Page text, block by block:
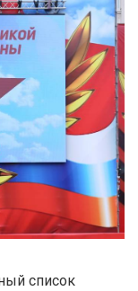
список